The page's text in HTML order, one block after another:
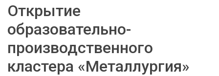
Открытие
образовательно-
производственного
кластера «Металлургия»